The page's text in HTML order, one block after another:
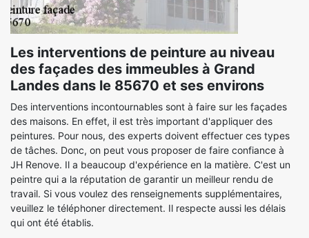
Les interventions de peinture au niveau
des façades des immeubles à Grand
Landes dans le 85670 et ses environs
Des interventions incontournables sont à faire sur les façades
des maisons. En effet, il est très important d'appliquer des
peintures. Pour nous, des experts doivent effectuer ces types
de tâches. Donc, on peut vous proposer de faire confiance à
JH Renove. Il a beaucoup d'expérience en la matière. C'est un
peintre qui a la réputation de garantir un meilleur rendu de
travail. Si vous voulez des renseignements supplémentaires,
veuillez le téléphoner directement. Il respecte aussi les délais
qui ont été établis.